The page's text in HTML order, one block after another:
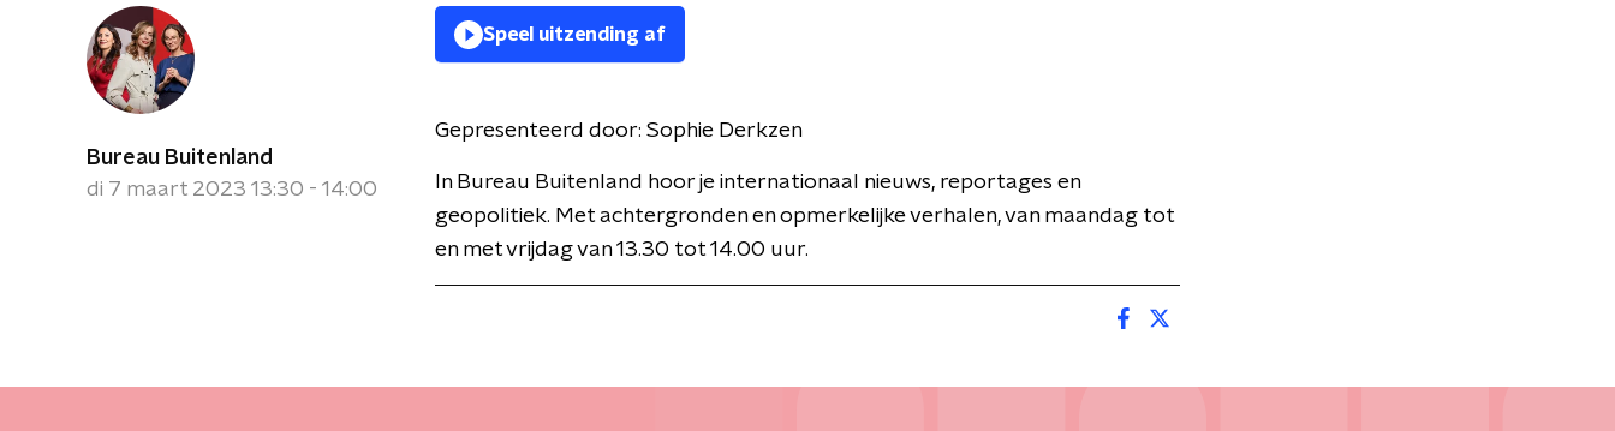
Bureau Buitenland
di 7 maart 2023 13:30 - 14:00
Speel uitzending af
Gepresenteerd door: Sophie Derkzen
In Bureau Buitenland hoor je internationaal nieuws, reportages en
geopolitiek. Met achtergronden en opmerkelijke verhalen, van maandag tot
en met vrijdag van 13.30 tot 14.00 uur.